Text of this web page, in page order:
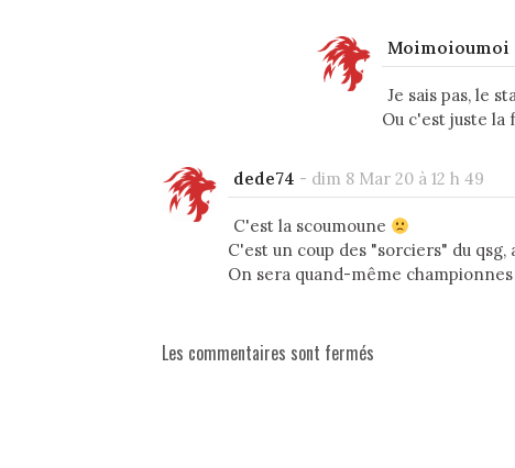
Moimoioumoi
Je sais pas, le
Ou c'est juste la
dede74 - dim 8 Mar 20 à 12 h 49
C'est la scoumoune
C'est un coup des "sorciers" du qsg,
On sera quand-même championnes
Les commentaires sont fermés